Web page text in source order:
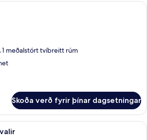
Standard-herbergi | Míníbar,
meðalstórt tvíbreitt rúm
Skoða verð fyrir þínar dagsetningar
Deluxe-herbergi - svalir | Míníbar,